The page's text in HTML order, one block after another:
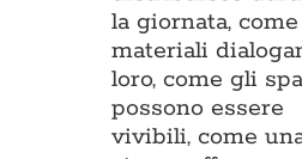
la giornata,
materiali
loro, come gli
possono essere
vivibili, come